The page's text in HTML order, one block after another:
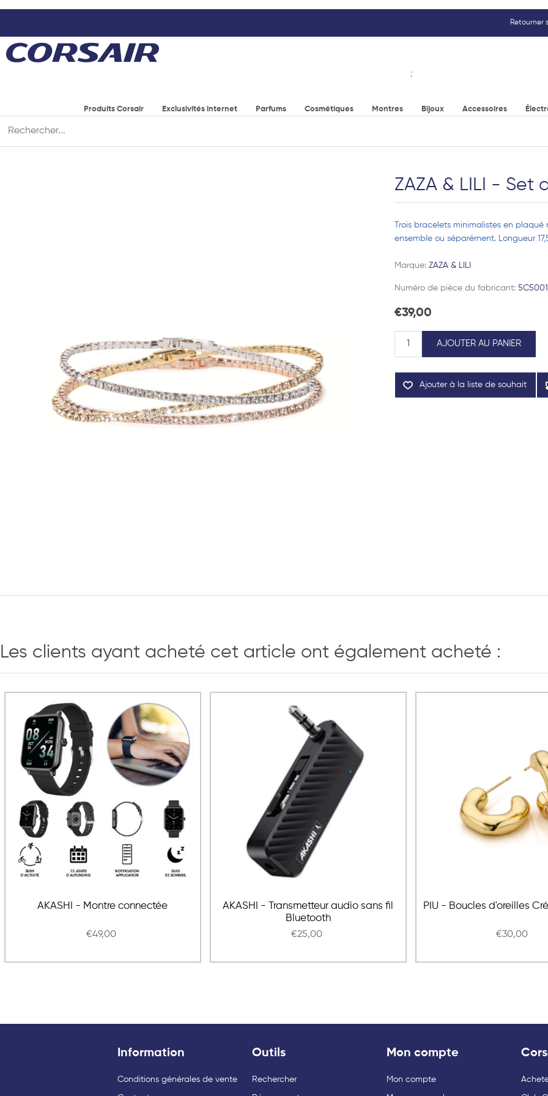
Retourner
;
Produits Corsair Exclusivités internet Parfums Cosmétiques Montres Bijoux Accessoires
ZAZA & LILI - Set
Trois bracelets minimalistes en
ensemble ou séparément. Longueur
Marque: ZAZA & LILI
Numéro de pièce du fabricant: 5C5001
€39,00
AJOUTER AU PANIER
Ajouter à la liste de souhait
Les clients ayant acheté cet article ont également acheté :
AKASHI - Montre connectée
€49,00
AKASHI - Transmetteur audio sans fil
Bluetooth
€25,00
PIU - Boucles d'oreilles
€30,00
Information
Conditions générales de vente
Outils
Rechercher
Mon compte
Mon compte